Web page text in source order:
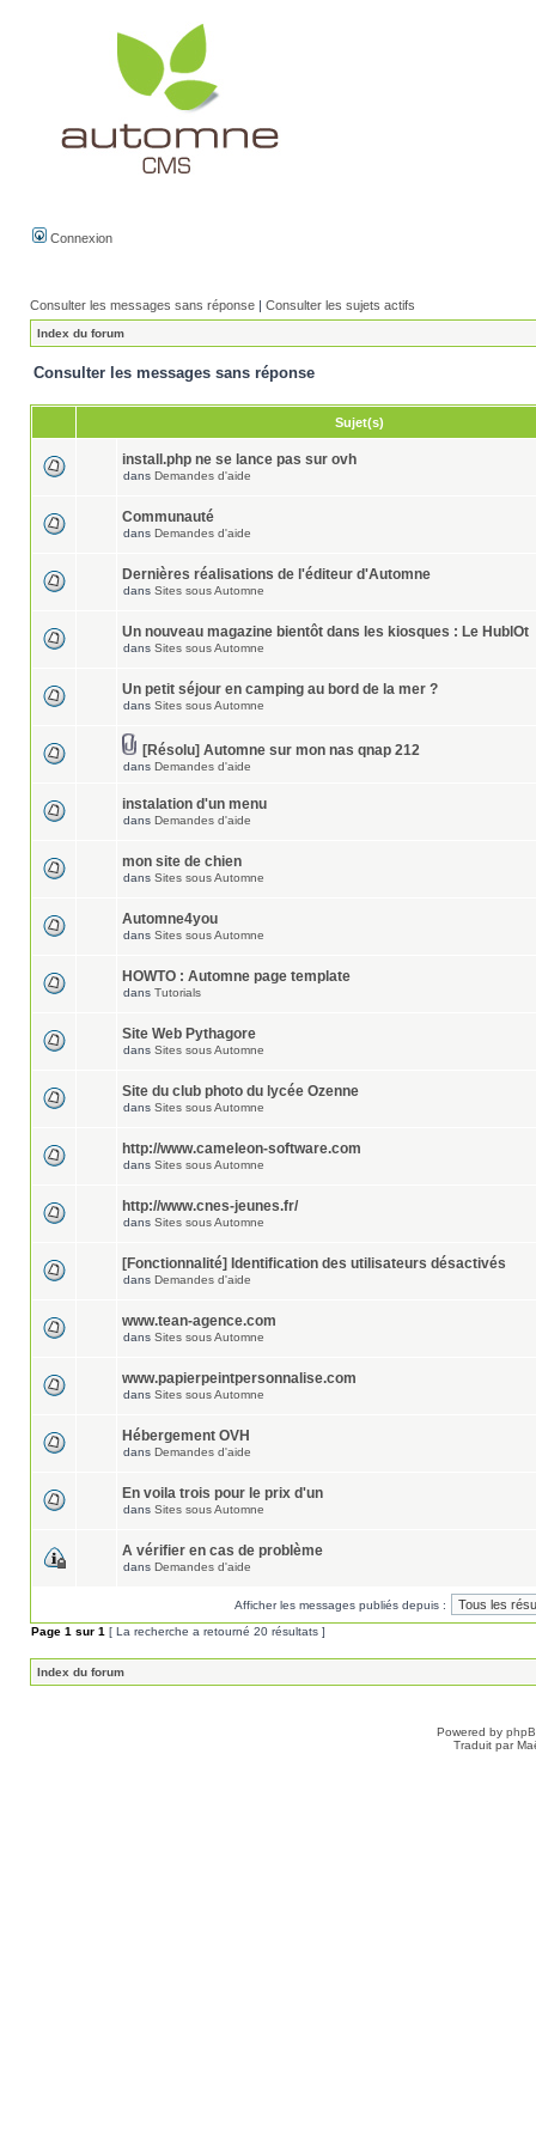
Connexion
Consulter les messages sans réponse | Consulter les sujets actifs
Index du forum
Consulter les messages sans réponse
Sujet(s)
install.php ne se lance pas sur ovh
dans Demandes d'aide
Communauté
dans Demandes d'aide
Dernières réalisations de l'éditeur d'Automne
dans Sites sous Automne
Un nouveau magazine bientôt dans les kiosques : Le HublOt
dans Sites sous Automne
Un petit séjour en camping au bord de la mer ?
dans Sites sous Automne
[Résolu] Automne sur mon nas qnap 212
dans Demandes d'aide
instalation d'un menu
dans Demandes d'aide
mon site de chien
dans Sites sous Automne
Automne4you
dans Sites sous Automne
HOWTO : Automne page template
dans Tutorials
Site Web Pythagore
dans Sites sous Automne
Site du club photo du lycée Ozenne
dans Sites sous Automne
http://www.cameleon-software.com
dans Sites sous Automne
http://www.cnes-jeunes.fr/
dans Sites sous Automne
[Fonctionnalité] Identification des utilisateurs désactivés
dans Demandes d'aide
www.tean-agence.com
dans Sites sous Automne
www.papierpeintpersonnalise.com
dans Sites sous Automne
Hébergement OVH
dans Demandes d'aide
En voila trois pour le prix d'un
dans Sites sous Automne
A vérifier en cas de problème
dans Demandes d'aide
Afficher les messages publiés depuis :
Page 1 sur 1 [ La recherche a retourné 20 résultats ]
Index du forum
Powered by
Traduit par